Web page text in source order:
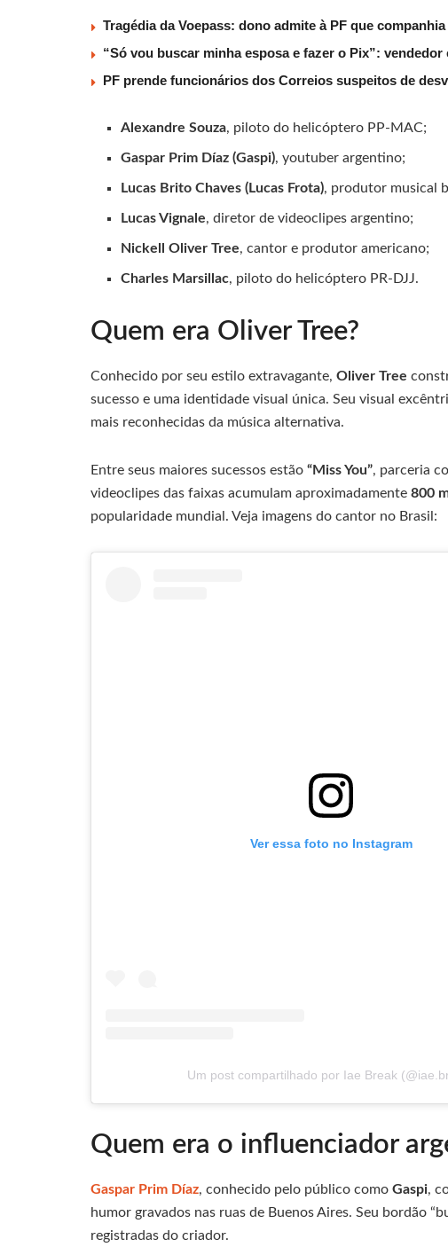
Tragédia da Voepass: dono admite à PF que
“Só vou buscar minha esposa e fazer o Pix”:
PF prende funcionários dos Correios suspeitos de
Alexandre Souza, piloto do helicóptero PP-MAC;
Gaspar Prim Díaz (Gaspi), youtuber argentino;
Lucas Brito Chaves (Lucas Frota), produtor musical
Lucas Vignale, diretor de videoclipes argentino;
Nickell Oliver Tree, cantor e produtor americano;
Charles Marsillac, piloto do helicóptero PR-DJJ.
Quem era Oliver Tree?
Conhecido por seu estilo extravagante, Oliver Tree
sucesso e uma identidade visual única. Seu visual
mais reconhecidas da música alternativa.
Entre seus maiores sucessos estão “Miss You”, parceria
videoclipes das faixas acumulam aproximadamente 800
popularidade mundial. Veja imagens do cantor no Brasil:
Ver essa foto no Instagram
Um post compartilhado por Iae Break
Quem era o influenciador
Gaspar Prim Díaz, conhecido pelo público como Gaspi,
humor gravados nas ruas de Buenos Aires. Seu bordão
registradas do criador.